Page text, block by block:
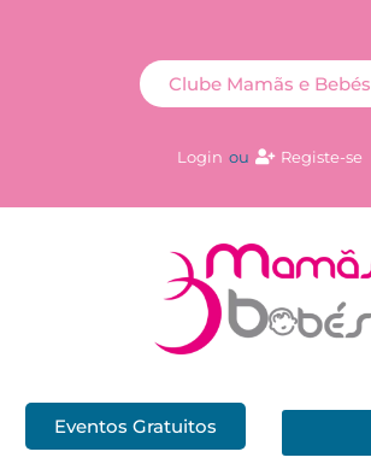
Login ou Registe-se
Clube Mamãs e Bebés
Eventos Gratuitos